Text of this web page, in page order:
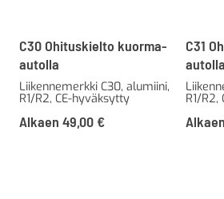
C30 Ohituskielto kuorma-
autolla
Liikennemerkki C30, alumiini,
R1/R2, CE-hyväksytty
Alkaen 49,00 €
C31
R1/
Alkaen